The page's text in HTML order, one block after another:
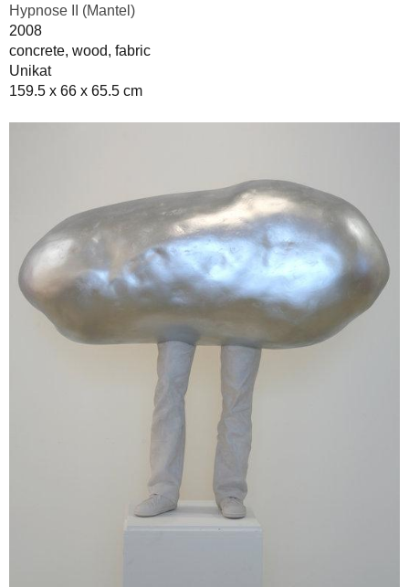
Hypnose II (Mantel)
2008
concrete, wood, fabric
Unikat
159.5 x 66 x 65.5 cm